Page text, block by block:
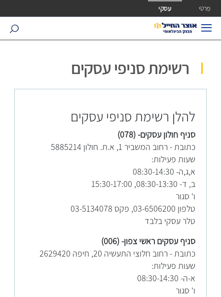
גישה ישירה לכפתור כניסה לחשבונך
פרטי עסקי
search
רשימת סניפי עסקים
להלן רשימת סניפי עסקים
סניף חולון עסקים- (078)
כתובת - רחוב המשביר 1, א.ת. חולון 5885214
שעות פעילות:
א,ג,ה- 08:30-14:30
ב, ד- 08:30-13:30, 15:30-17:00
ו' סגור
טלפון 03-6506200, פקס 03-5134078
טלר עסקי בלבד
סניף עסקים ראשי צפון- (006)
כתובת - רחוב חלוצי התעשיה 20, חיפה 2629420
שעות פעילות:
א-ה- 08:30-14:30
ו' סגור